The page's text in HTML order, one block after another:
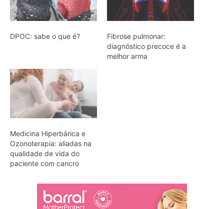
DPOC: sabe o que é?
Fibrose pulmonar:
diagnóstico precoce é a
melhor arma
Medicina Hiperbárica e
Ozonoterapia: aliadas na
qualidade de vida do
paciente com cancro